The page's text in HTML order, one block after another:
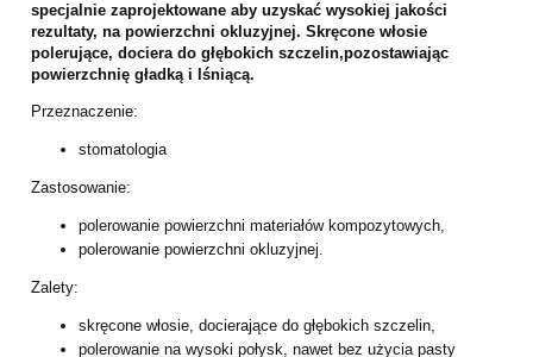
specjalnie zaprojektowane aby uzyskać wysokiej jakości
rezultaty, na powierzchni okluzyjnej. Skręcone włosie
polerujące, dociera do głębokich szczelin,pozostawiając
powierzchnię gładką i lśniącą.
Przeznaczenie:
stomatologia
Zastosowanie:
polerowanie powierzchni materiałów kompozytowych,
polerowanie powierzchni okluzyjnej.
Zalety:
skręcone włosie, docierające do głębokich szczelin,
polerowanie na wysoki połysk, nawet bez użycia pasty